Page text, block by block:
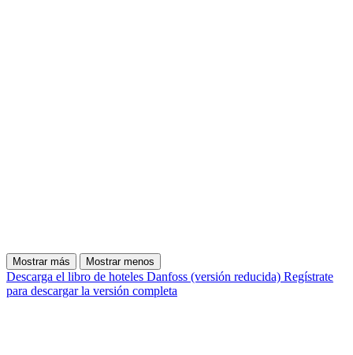
Mostrar más Mostrar menos
Descarga el libro de hoteles Danfoss (versión reducida) Regístrate
para descargar la versión completa